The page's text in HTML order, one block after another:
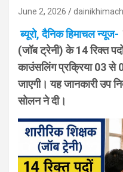
June 2, 2026
ब्यूरो, दैनिक हिमाचल न्यूज-
(जॉब ट्रेनी) के 14 रिक्त
काउंसलिंग प्रक्रिया 03
जाएगी। यह जानकारी उप
सोलन ने दी।